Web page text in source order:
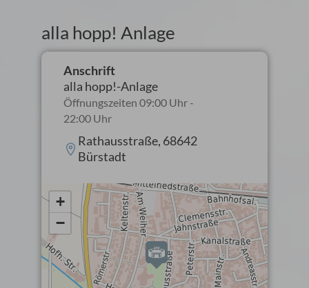
alla hopp! Anlage
Anschrift
alla hopp!-Anlage
Öffnungszeiten 09:00 Uhr -
22:00 Uhr
Rathausstraße, 68642
Bürstadt